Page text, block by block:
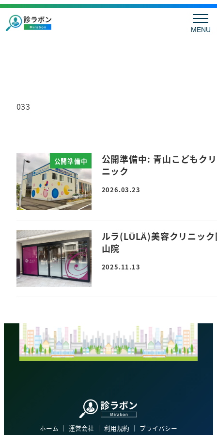
MENU
033
公開準備中
公開準備中: 青山こどもクリ
ニック
2026.03.23
ルラ(LÜLÄ)美容クリニック
山院
2025.11.13
ホーム │ 運営会社 │ 利用規約 │ プライバシー